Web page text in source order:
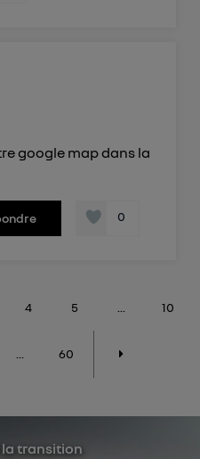
google map dans la
0
4 5 10
... 60
la transition